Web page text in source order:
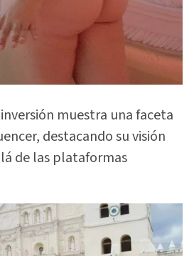
muestra una faceta
destacando su visión
de las plataformas